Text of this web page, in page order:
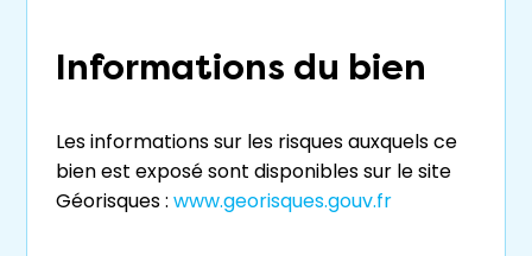
Informations du bien
Les informations sur les risques auxquels ce
bien est exposé sont disponibles sur le site
Géorisques : www.georisques.gouv.fr